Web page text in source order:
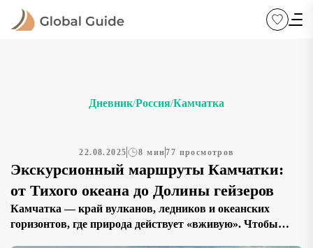
Дневник/Россия/Камчатка
22.08.2025 8 мин77 просмотров
Экскурсионный маршруты Камчатки:
от Тихого океана до Долины гейзеров
Камчатка — край вулканов, ледников и океанских
горизонтов, где природа действует «вживую». Чтобы